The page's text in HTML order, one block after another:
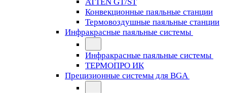
Конвекционные паяльные станции
Термовоздушные паяльные станции
Инфракрасные паяльные системы
Инфракрасные паяльные системы
ТЕРМОПРО ИК
Прецизионные системы для BGA